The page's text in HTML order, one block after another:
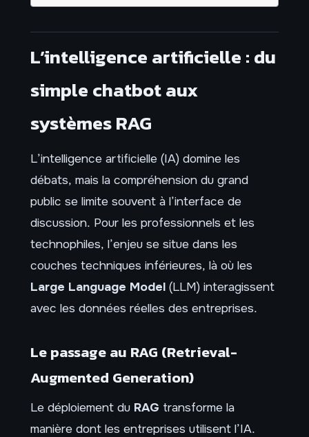
L’intelligence artificielle : du
simple chatbot aux
systèmes RAG
L’intelligence artificielle (IA) domine les
débats, mais la compréhension du grand
public se limite souvent à l’interface de
discussion. Pour les professionnels et les
technophiles, l’enjeu se situe dans les
couches techniques inférieures, là où les
Large Language Model (LLM) interagissent
avec les données réelles des entreprises.
Le passage au RAG (Retrieval-
Augmented Generation)
Le déploiement du RAG transforme la
manière dont les entreprises utilisent l’IA.